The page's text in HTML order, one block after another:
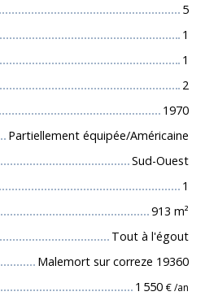
5
1
1
2
1970
Partiellement équipée/Américaine
Sud-Ouest
1
913 m²
Tout à l'égout
Malemort sur correze 19360
1 550 € /an